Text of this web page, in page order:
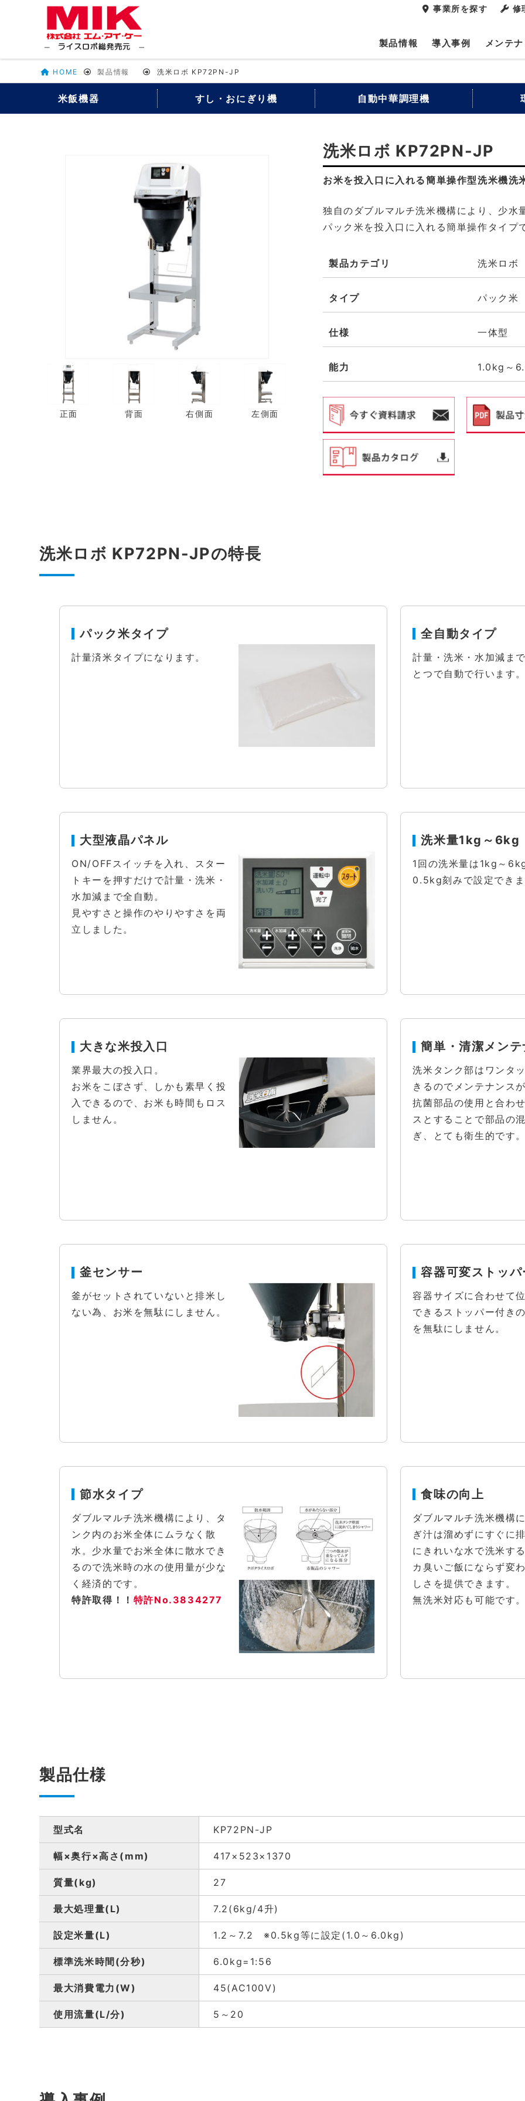
事業所を探す 修
製品情報 導入事例 メンテ
HOME 製品情報 洗米ロボ KP72PN-JP
米飯機器 すし・おにぎり機 自動中華調理機
正面 背面 右側面 左側面
洗米ロボ KP72PN-JP
お米を投入口に入れる簡単操作型洗米機洗
独自のダブルマルチ洗米機構により、少
パック米を投入口に入れる簡単操作タイプ
製品カテゴリ 洗米ロボ
タイプ パック米
仕様 一体型
能力 1.0kg～
洗米ロボ KP72PN-JPの特長
パック米タイプ
計量済米タイプになります。
全自動タイプ
計量・洗米・水加減ま
とつで自動で行います
大型液晶パネル
ON/OFFスイッチを入れ、スター
トキーを押すだけで計量・洗米・
水加減まで全自動。
見やすさと操作のやりやすさを両
立しました。
洗米量1kg～6kg
1回の洗米量は1kg～
0.5kg刻みで設定でき
大きな米投入口
業界最大の投入口。
お米をこぼさず、しかも素早く投
入できるので、お米も時間もロス
しません。
簡単・清潔メン
洗米タンク部はワンタ
きるのでメンテナンス
抗菌部品の使用と合わ
スとすることで部品の
ぎ、とても衛生的です
釜センサー
釜がセットされていないと排米し
ない為、お米を無駄にしません。
容器可変ストッパ
容器サイズに合わせて
できるストッパー付き
を無駄にしません。
節水タイプ
ダブルマルチ洗米機構により、タ
ンク内のお米全体にムラなく散
水。少水量でお米全体に散水でき
るので洗米時の水の使用量が少な
く経済的です。
特許取得！！ 特許No.3834277
食味の向上
ダブルマルチ洗米機構
ぎ汁は溜めずにすぐに
にきれいな水で洗米す
カ臭いご飯にならず変
しさを提供できます。
無洗米対応も可能です
製品仕様
型式名 KP72PN-JP
幅×奥行×高さ(mm) 417×523×1370
質量(kg) 27
最大処理量(L) 7.2(6kg/4升)
設定米量(L) 1.2～7.2 ※0.5kg等に設定(1.0～6.0kg)
標準洗米時間(分秒) 6.0kg=1:56
最大消費電力(W) 45(AC100V)
使用流量(L/分) 5～20